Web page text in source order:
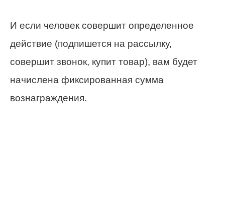
И если человек совершит определенное
действие (подпишется на рассылку,
совершит звонок, купит товар), вам будет
начислена фиксированная сумма
вознаграждения.